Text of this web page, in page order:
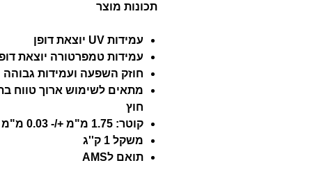
תכונות מוצר
עמידות UV יוצאת דופן
עמידות טמפרטורה יוצאת
חוזק השפעה ועמידות גבוהה
מתאים לשימוש ארוך טווח
חוץ
קוטר: 1.75 מ"מ +/- 0.03 מ"מ
משקל 1 ק''ג
תואם לAMS